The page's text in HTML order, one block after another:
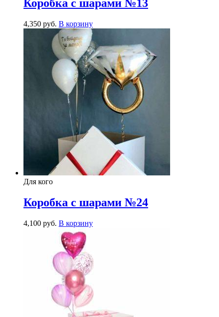
Коробка с шарами №13
4,350 руб. В корзину
Для кого
Коробка с шарами №24
4,100 руб. В корзину